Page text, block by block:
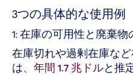
3つの具体的な使用例
1: 在庫の可用性と廃棄物
在庫切れや過剰在庫な
は、 年間 1.7 兆ドルと推